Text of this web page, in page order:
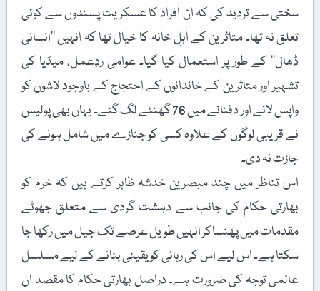
سختی سے تردید کی کہ ان افراد کا عسکریت پسندوں سے کوئی
تعلق نہ تھا۔ متاثرین کے اہلِ خانہ کا خیال تھا کہ انہیں ’’انسانی
ڈھال‘‘ کے طور پر استعمال کیا گیا۔ عوامی ردِعمل، میڈیا کی
تشہیر اور متاثرین کے خاندانوں کے احتجاج کے باوجود لاشوں کو
واپس لانے اور دفنانے میں 76 گھنٹے لگ گئے۔ یہاں بھی پولیس
نے قریبی لوگوں کے علاوہ کسی کو جنازے میں شامل ہونے کی
جازت نہ دی۔
اس تناظر میں چند مبصرین خدشہ ظاہر کرتے ہیں کہ خرم کو
بھارتی حکام کی جانب سے دہشت گردی سے متعلق جھوٹے
مقدمات میں پھنساکر انہیں طویل عرصے تک جیل میں رکھا جا
سکتا ہے۔ اس لیے اس کی رہائی کو یقینی بنانے کے لیے مسلسل
عالمی توجہ کی ضرورت ہے۔ دراصل بھارتی حکام کا مقصد ان